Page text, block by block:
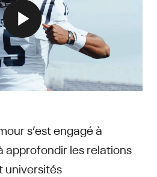
s’est engagé à
approfondir les relations
universités